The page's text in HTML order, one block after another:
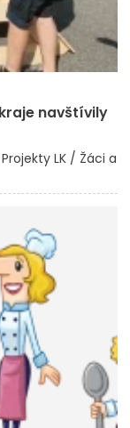
navštívily
LK / Žáci a